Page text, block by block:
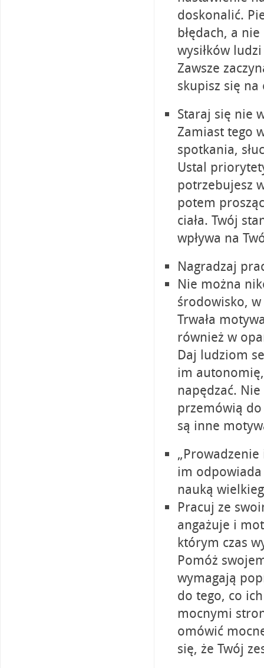
doskonalić.
błędach, a
wysiłków
Zawsze
skupisz się
Staraj się nie
Zamiast tego
spotkania,
Ustal
potrzebujesz
potem
ciała. Twój
wpływa na
Nagradzaj
Nie można
środowisko,
Trwała
również w
Daj ludziom
im
napędzać.
przemówią
są inne
im
nauką
Pracuj ze
angażuje i
którym czas
Pomóż
wymagają
do tego, co
mocnymi
omówić
się, że Twój